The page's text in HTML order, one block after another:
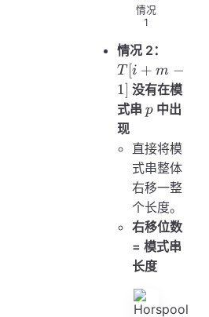
情况
1
情况 2：
+
m
-
T[i + m −
1] 没有在模
式串p
p 中出
现
直接将模
式串整体
右移一整
个长度。
右移位数
= 模式串
长度